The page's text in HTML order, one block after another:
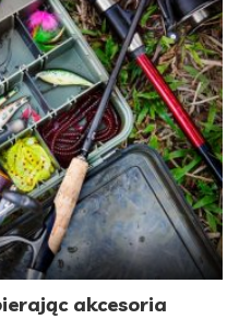
akcesoria